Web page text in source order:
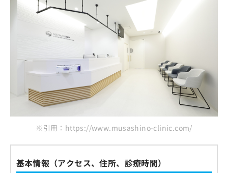
※引用：https://www.musashino-clinic.com/
基本情報（アクセス、住所、診療時間）